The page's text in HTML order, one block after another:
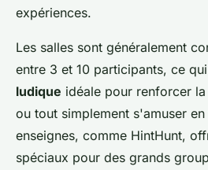
expériences.
Les salles sont généralement
entre 3 et 10 participants, ce
ludique idéale pour renforcer
ou tout simplement s'amuser
enseignes, comme HintHunt,
spéciaux pour des grands